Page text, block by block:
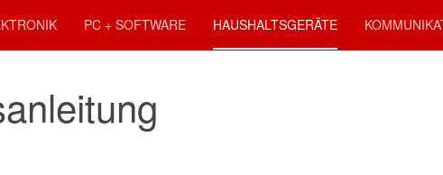
PC + SOFTWARE HAUSHALTSGERÄTE